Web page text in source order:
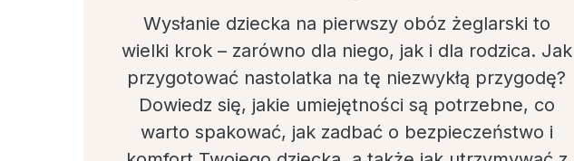
Wysłanie dziecka na pierwszy obóz żeglarski to
wielki krok – zarówno dla niego, jak i dla rodzica. Jak
przygotować nastolatka na tę niezwykłą przygodę?
Dowiedz się, jakie umiejętności są potrzebne, co
warto spakować, jak zadbać o bezpieczeństwo i